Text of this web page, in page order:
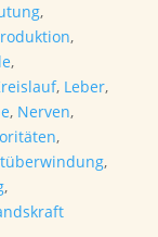
,
,
,
, Leber,
, Nerven,
,
,
,